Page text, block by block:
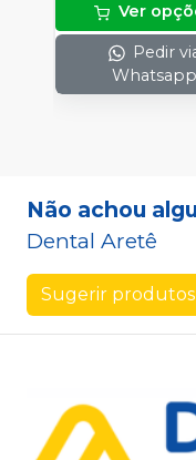
Ver
Pedir
Whatsapp
Não achou
Dental Aretê
Sugerir produtos